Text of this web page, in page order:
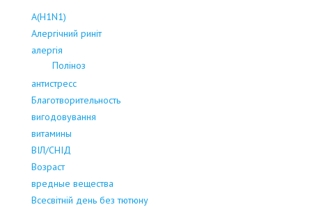
А(Н1N1)
Алергічний риніт
алергія
Поліноз
антистресс
Благотворительность
вигодовування
витамины
ВІЛ/СНІД
Возраст
вредные вещества
Всесвітній день без тютюну